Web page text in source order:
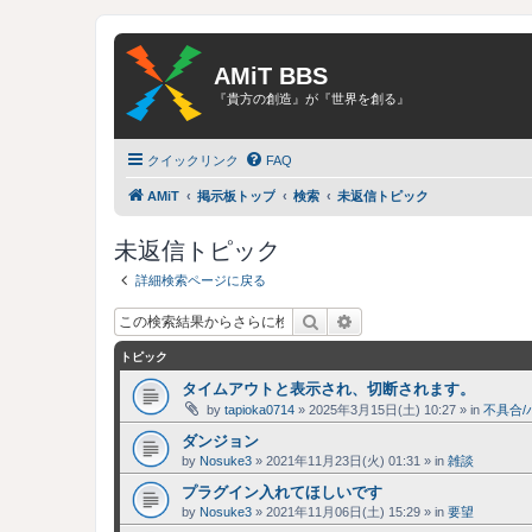
AMiT BBS
『貴方の創造』が『世界を創る』
クイックリンク FAQ
AMiT 掲示板トップ 検索 未返信トピック
未返信トピック
詳細検索ページに戻る
検索
トピック
タイムアウトと表示され、切断されます。
by tapioka0714 » 2025年3月15日(土) 10:27 » in 不具合/
ダンジョン
by Nosuke3 » 2021年11月23日(火) 01:31 » in 雑談
プラグイン入れてほしいです
by Nosuke3 » 2021年11月06日(土) 15:29 » in 要望